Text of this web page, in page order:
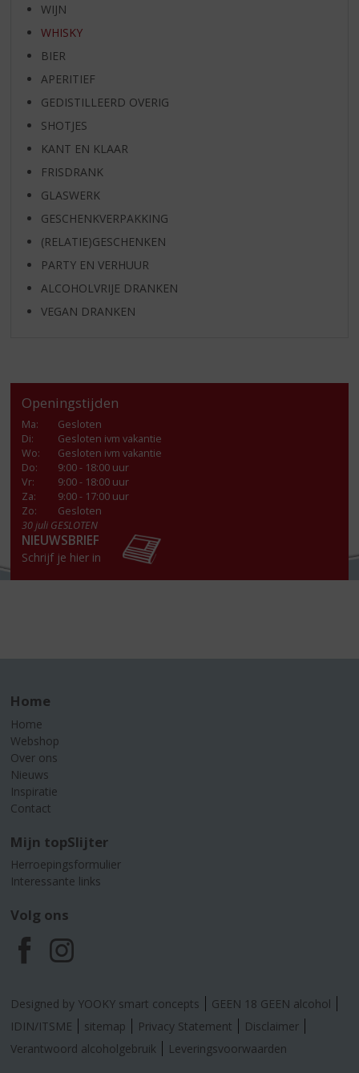
WIJN
WHISKY
BIER
APERITIEF
GEDISTILLEERD OVERIG
SHOTJES
KANT EN KLAAR
FRISDRANK
GLASWERK
GESCHENKVERPAKKING
(RELATIE)GESCHENKEN
PARTY EN VERHUUR
ALCOHOLVRIJE DRANKEN
VEGAN DRANKEN
Openingstijden
Ma:
Gesloten
Di:
Gesloten ivm vakantie
Wo:
Gesloten ivm vakantie
Do:
9:00 - 18:00 uur
Vr:
9:00 - 18:00 uur
Za:
9:00 - 17:00 uur
Zo:
Gesloten
30 juli GESLOTEN
NIEUWSBRIEF
Schrijf je hier in
Home
Home
Webshop
Over ons
Nieuws
Inspiratie
Contact
Mijn topSlijter
Herroepingsformulier
Interessante links
Volg ons
F
a
c
I
n
s
Designed by YOOKY smart concepts
GEEN 18 GEEN alcohol
IDIN/ITSME
sitemap Privacy Statement
Disclaimer
Verantwoord alcoholgebruik
Leveringsvoorwaarden